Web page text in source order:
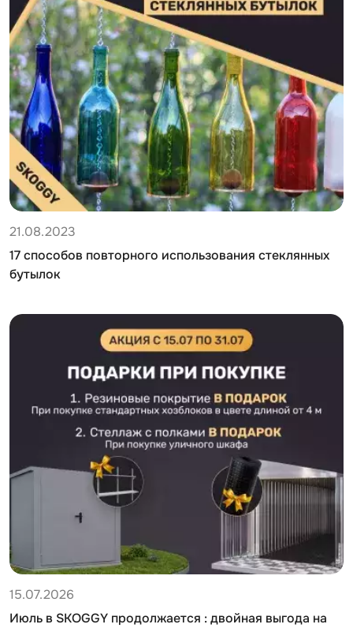
21.08.2023
17 способов повторного использования стеклянных
бутылок
15.07.2026
Июль в SKOGGY продолжается : двойная выгода на